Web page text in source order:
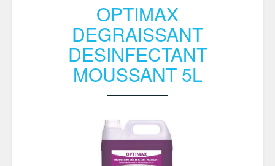
OPTIMAX
DEGRAISSANT
DESINFECTANT
MOUSSANT 5L